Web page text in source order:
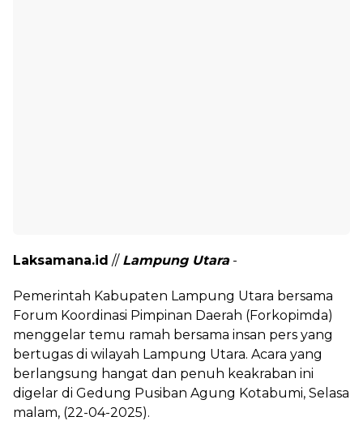
Laksamana.id // Lampung Utara-
Pemerintah Kabupaten Lampung Utara bersama
Forum Koordinasi Pimpinan Daerah (Forkopimda)
menggelar temu ramah bersama insan pers yang
bertugas di wilayah Lampung Utara. Acara yang
berlangsung hangat dan penuh keakraban ini
digelar di Gedung Pusiban Agung Kotabumi, Selasa
malam, (22-04-2025).